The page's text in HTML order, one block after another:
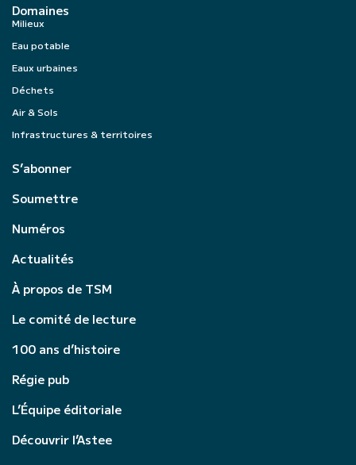
Domaines
Milieux
Eau potable
Eaux urbaines
Déchets
Air & Sols
Infrastructures & territoires
S’abonner
Soumettre
Numéros
Actualités
À propos de TSM
Le comité de lecture
100 ans d’histoire
Régie pub
L’Équipe éditoriale
Découvrir l’Astee